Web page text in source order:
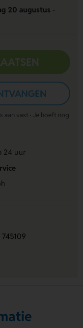
20 augustus
aan vast · Je hoeft nog
24 uur